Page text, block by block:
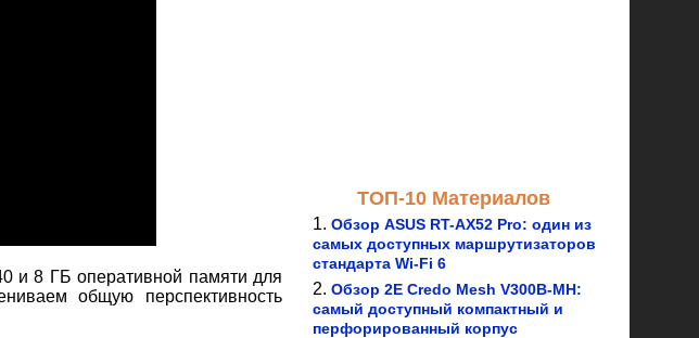
и 8 ГБ оперативной памяти для
общую перспективность
ТОП-10 Материалов
Обзор ASUS RT-AX52 Pro: один из
самых доступных маршрутизаторов
стандарта Wi-Fi 6
Обзор 2E Credo Mesh V300B-MH:
самый доступный компактный и
перфорированный корпус